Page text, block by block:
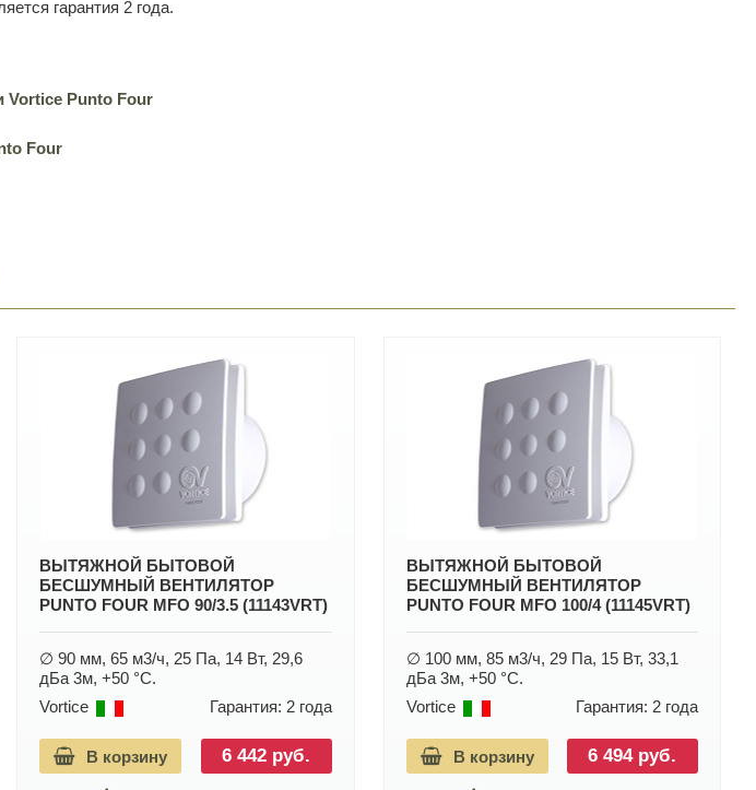
гарантия 2 года.
Vortice Punto Four
Four
ВЫТЯЖНОЙ БЫТОВОЙ
БЕСШУМНЫЙ ВЕНТИЛЯТОР
PUNTO FOUR MFO 90/3.5 (11143VRT)
∅ 90 мм, 65 м3/ч, 25 Па, 14 Вт, 29,6
дБа 3м, +50 °С.
Vortice
Гарантия: 2 года
6 442 руб.
В корзину
ВЫТЯЖНОЙ БЫТОВОЙ
БЕСШУМНЫЙ ВЕНТИЛЯТОР
PUNTO FOUR MFO 100/4 (11145VRT)
∅ 100 мм, 85 м3/ч, 29 Па, 15 Вт, 33,1
дБа 3м, +50 °С.
Vortice
Гарантия: 2 года
6 494 руб.
В корзину